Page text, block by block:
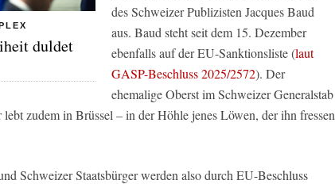
duldet
des Schweizer Publizisten Jacques Baud
aus. Baud steht seit dem 15. Dezember
ebenfalls auf der EU-Sanktionsliste (laut
GASP-Beschluss 2025/2572). Der
ehemalige Oberst im Schweizer Generalstab
zudem in Brüssel – in der Höhle jenes Löwen, der ihn fressen
Schweizer Staatsbürger werden also durch EU-Beschluss